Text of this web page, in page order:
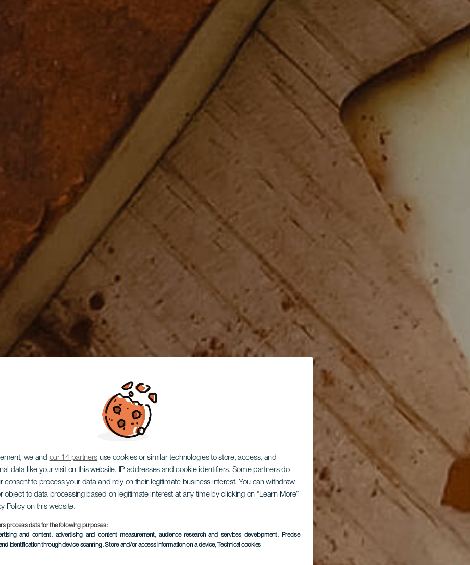
we and our 14 partners use cookies or similar technologies to store, access, and
data like your visit on this website, IP addresses and cookie identifiers. Some partners do
consent to process your data and rely on their legitimate business interest. You can withdraw
object to data processing based on legitimate interest at any time by clicking on “Learn More”
Policy on this website.
process data for the following purposes:
and content, advertising and content measurement, audience research and services development, Precise
identification through device scanning, Store and/or access information on a device, Technical cookies